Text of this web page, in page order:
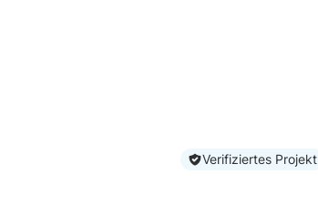
Verifiziertes Projekt